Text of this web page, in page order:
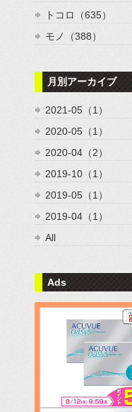
トコロ（635）
モノ（388）
月別アーカイブ
2021-05（1）
2020-05（1）
2020-04（2）
2019-10（1）
2019-05（1）
2019-04（1）
All
Ads